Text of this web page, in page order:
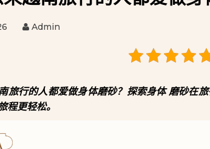
Admin
旅行的人都爱做身体磨砂？探索身体 磨砂在
程更轻松。